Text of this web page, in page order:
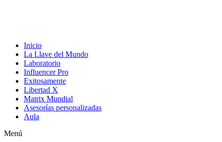
Inicio
La Llave del Mundo
Laboratorio
Influencer Pro
Exitosamente
Libertad X
Matrix Mundial
Asesorías personalizadas
Aula
Menú